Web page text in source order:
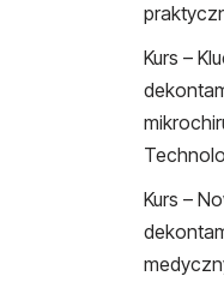
Kurs –
Kurs –